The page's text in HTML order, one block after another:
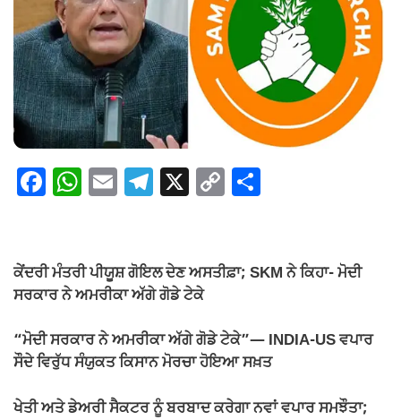
F
e
b
o
o
k
W
s
A
p
p
E T
gr
a
m
X C
y
n
k
e
ਕੇਂਦਰੀ ਮੰਤਰੀ ਪੀਯੂਸ਼ ਗੋਇਲ ਦੇਣ ਅਸਤੀਫ਼ਾ; SKM ਨੇ ਕਿਹਾ- ਮੋਦੀ
ਸਰਕਾਰ ਨੇ ਅਮਰੀਕਾ ਅੱਗੇ ਗੋਡੇ ਟੇਕੇ
“ਮੋਦੀ ਸਰਕਾਰ ਨੇ ਅਮਰੀਕਾ ਅੱਗੇ ਗੋਡੇ ਟੇਕੇ”— INDIA-US ਵਪਾਰ
ਸੌਦੇ ਵਿਰੁੱਧ ਸੰਯੁਕਤ ਕਿਸਾਨ ਮੋਰਚਾ ਹੋਇਆ ਸਖ਼ਤ
ਖੇਤੀ ਅਤੇ ਡੇਅਰੀ ਸੈਕਟਰ ਨੂੰ ਬਰਬਾਦ ਕਰੇਗਾ ਨਵਾਂ ਵਪਾਰ ਸਮਝੌਤਾ;